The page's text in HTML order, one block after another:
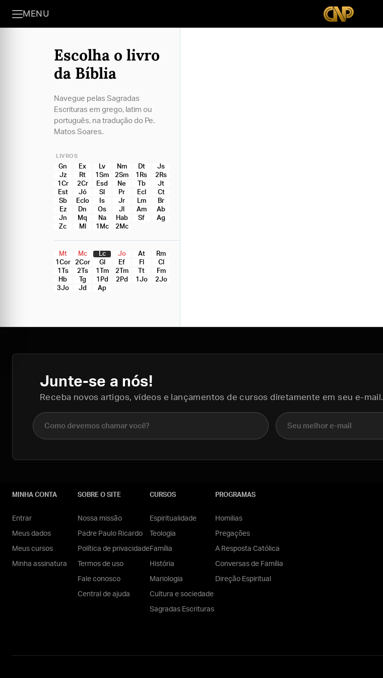
MENU
Escolha o livro
da Bíblia
Navegue pelas Sagradas
Escrituras em grego, latim ou
português, na tradução do Pe.
Matos Soares.
LIVROS
Gn Ex Lv Nm Dt
Js
Jz
Rt 1Sm 2Sm 1Rs
2Rs
1Cr
2Cr Esd Ne Tb
Jt
Est
Jó Sl Pr Ecl
Ct
Sb
Eclo Is Jr Lm
Br
Ez
Dn Os Jl Am
Ab
Jn
Mq Na Hab Sf
Ag
Zc
Ml 1Mc 2Mc
Mt Mc Lc Jo At
Rm
1Cor
2Cor Gl Ef Fl
Cl
1Ts
2Ts 1Tm 2Tm Tt
Fm
Hb
Tg 1Pd 2Pd 1Jo
2Jo
3Jo
Jd Ap
Junte-se a nós!
Receba novos artigos, vídeos e lançamentos de cursos diretamente em seu e-mail.
Nome completo E-mail
MINHA CONTA
Entrar
Meus dados
Meus cursos
Minha assinatura
SOBRE O SITE
Nossa missão
Padre Paulo Ricardo
Política de privacidade
Termos de uso
Fale conosco
Central de ajuda
CURSOS
Espiritualidade
Teologia
Família
História
Mariologia
Cultura e sociedade
Sagradas Escrituras
PROGRAMAS
Homilias
Pregações
A Resposta Católica
Conversas de Família
Direção Espiritual